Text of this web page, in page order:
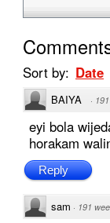
Sort by: Date
BAIYA ·
eyi bola
horakam
Reply
sam · 191